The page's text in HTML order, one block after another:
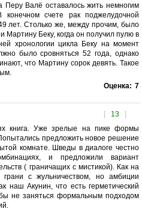
Перу Валё оставалось жить немногим
счете рак поджелудочной
лет. Столько же, между прочим, было
Мартину Беку, когда он получил пулю в
хронологии цикла Беку на момент
было сровняться 52 года, однако
что Мартину сорок девять. Такое
Оценка: 7
[ 13 ]
книга. Уже зрелые на пике формы
предложить новое решение
комнате. Шведы в диалоге честно
и предложили вариант
( граничащих с мистикой). Как на
с жульничеством, но амбиции
наш Акунин, что есть герметический
не заняться формальным подходом